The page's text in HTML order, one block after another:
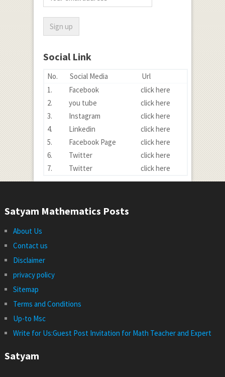
Social Link
No. Social Media
Url
1.
Facebook
click here
2.
you tube
click here
3.
Instagram
click here
4.
Linkedin
click here
5.
Facebook Page
click here
6.
Twitter
click here
7.
Twitter click here
Satyam Mathematics Posts
About Us
Contact us
Disclaimer
privacy policy
Sitemap
Terms and Conditions
Up-to Msc
Write for Us:Guest Post Invitation for Math Teacher and Expert
Satyam